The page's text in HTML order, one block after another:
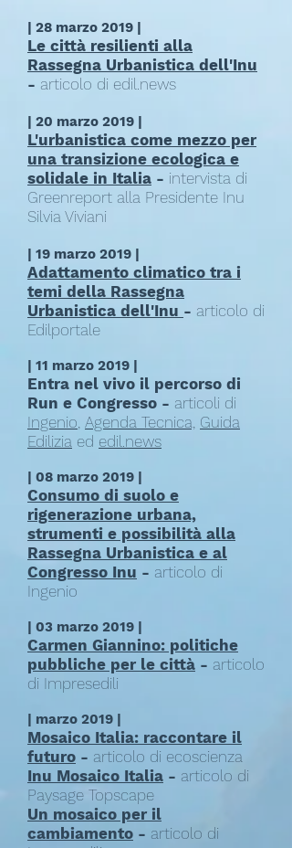
| 28 marzo 2019 |
Le città resilienti alla
Rassegna Urbanistica dell'Inu
- articolo di edil.news
| 20 marzo 2019 |
L'urbanistica come mezzo per
una transizione ecologica e
solidale in Italia - intervista di
Greenreport alla Presidente Inu
Silvia Viviani
| 19 marzo 2019 |
Adattamento climatico tra i
temi della Rassegna
Urbanistica dell'Inu - articolo di
Edilportale
| 11 marzo 2019 |
Entra nel vivo il percorso di
Run e Congresso - articoli di
Ingenio, Agenda Tecnica, Guida
Edilizia ed edil.news
| 08 marzo 2019 |
Consumo di suolo e
rigenerazione urbana,
strumenti e possibilità alla
Rassegna Urbanistica e al
Congresso Inu - articolo di
Ingenio
| 03 marzo 2019 |
Carmen Giannino: politiche
pubbliche per le città - articolo
di Impresedili
| marzo 2019 |
Mosaico Italia: raccontare il
futuro - articolo di ecoscienza
Inu Mosaico Italia - articolo di
Paysage Topscape
Un mosaico per il
cambiamento - articolo di